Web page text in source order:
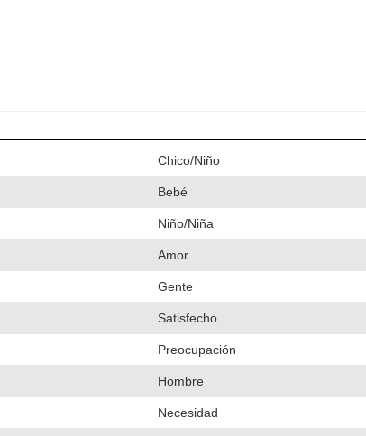
Chico/Niño
Bebé
Niño/Niña
Amor
Gente
Satisfecho
Preocupación
Hombre
Necesidad